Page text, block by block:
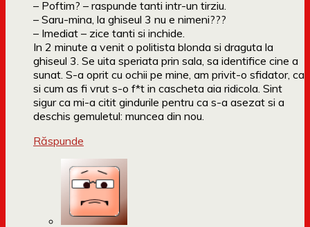
– Poftim? – raspunde tanti intr-un tirziu.
– Saru-mina, la ghiseul 3 nu e nimeni???
– Imediat – zice tanti si inchide.
In 2 minute a venit o politista blonda si draguta la
ghiseul 3. Se uita speriata prin sala, sa identifice cine a
sunat. S-a oprit cu ochii pe mine, am privit-o sfidator, ca
si cum as fi vrut s-o f*t in cascheta aia ridicola. Sint
sigur ca mi-a citit gindurile pentru ca s-a asezat si a
deschis gemuletul: muncea din nou.
Răspunde